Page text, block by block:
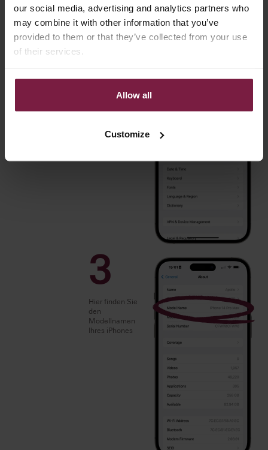
our social media, advertising and analytics partners who
may combine it with other information that you’ve
provided to them or that they’ve collected from your use
of their services.
Allow all
Customize
die Seite „Info“
3
Hier finden Sie
den
Modellnamen
Ihres iPhones